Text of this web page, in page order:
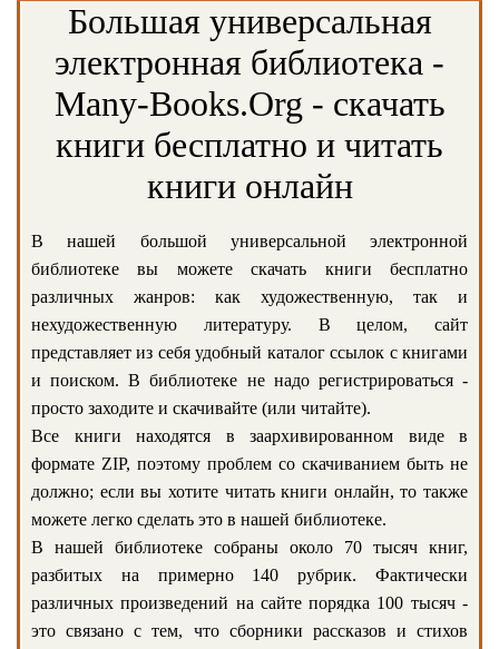
Большая универсальная
электронная библиотека -
Many-Books.Org - скачать
книги бесплатно и читать
книги онлайн
В нашей большой универсальной электронной
библиотеке вы можете скачать книги бесплатно
различных жанров: как художественную, так и
нехудожественную литературу. В целом, сайт
представляет из себя удобный каталог ссылок с книгами
и поиском. В библиотеке не надо регистрироваться -
просто заходите и скачивайте (или читайте).
Все книги находятся в заархивированном виде в
формате ZIP, поэтому проблем со скачиванием быть не
должно; если вы хотите читать книги онлайн, то также
можете легко сделать это в нашей библиотеке.
В нашей библиотеке собраны около 70 тысяч книг,
разбитых на примерно 140 рубрик. Фактически
различных произведений на сайте порядка 100 тысяч -
это связано с тем, что сборники рассказов и стихов